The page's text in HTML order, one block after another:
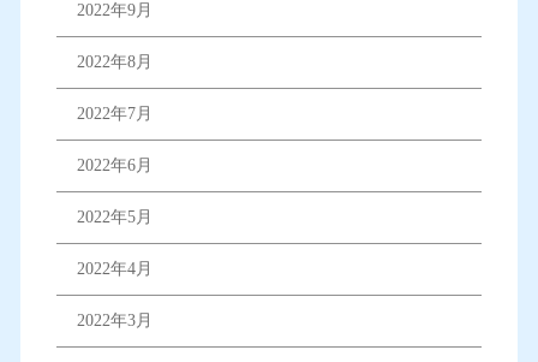
2022年9月
2022年8月
2022年7月
2022年6月
2022年5月
2022年4月
2022年3月